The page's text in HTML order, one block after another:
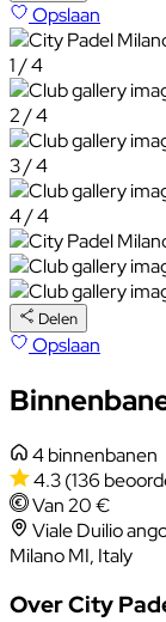
Opslaan
1 / 4
2 / 4
3 / 4
4 / 4
Delen
Opslaan
4 binnenbanen
4.3(136
Van 20 €
Viale Duilio
Milano MI, Italy
Over City